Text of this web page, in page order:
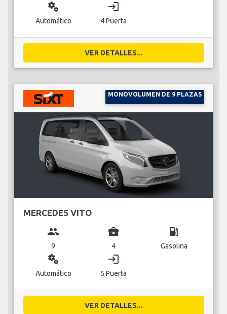
miscellaneous_services
Automático
login
4 Puerta
VER DETALLES...
MONOVOLUMEN DE 9 PLAZAS
MERCEDES VITO
group
9
business_center
4
local_gas_station
Gasolina
miscellaneous_services
Automático
login
5 Puerta
VER DETALLES...